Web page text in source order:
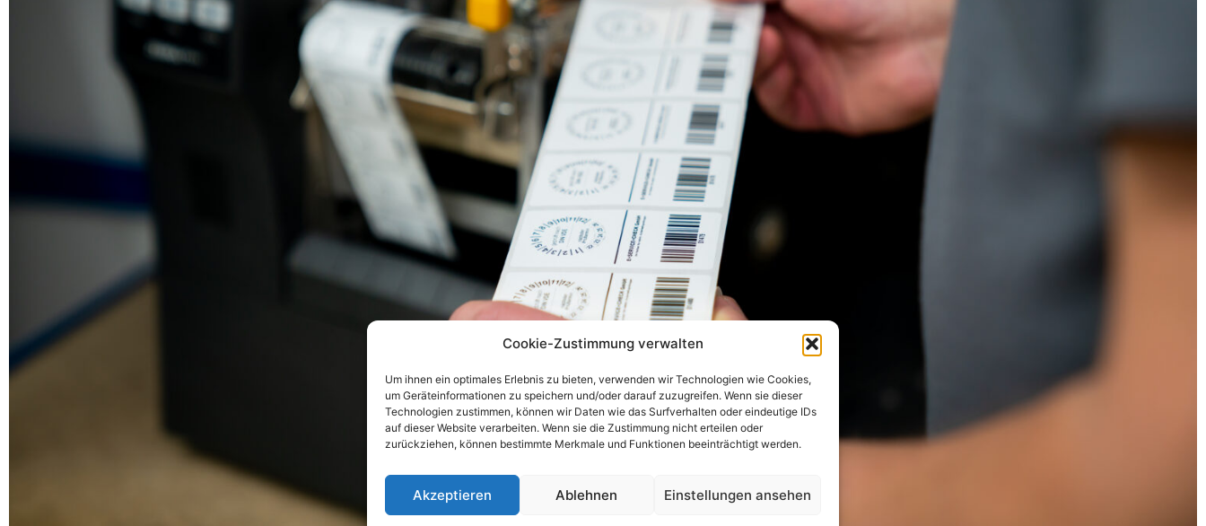
Cookie-Zustimmung verwalten
Um ihnen ein optimales Erlebnis zu bieten, verwenden wir Technologien wie Cookies,
um Geräteinformationen zu speichern und/oder darauf zuzugreifen. Wenn sie dieser
Technologien zustimmen, können wir Daten wie das Surfverhalten oder eindeutige IDs
auf dieser Website verarbeiten. Wenn sie die Zustimmung nicht erteilen oder
zurückziehen, können bestimmte Merkmale und Funktionen beeinträchtigt werden.
Akzeptieren Ablehnen Einstellungen ansehen